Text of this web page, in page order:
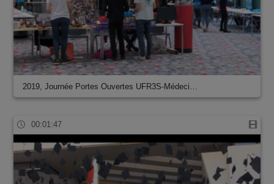
2019, Journée Portes Ouvertes UFR3S-Médeci…
00:01:47